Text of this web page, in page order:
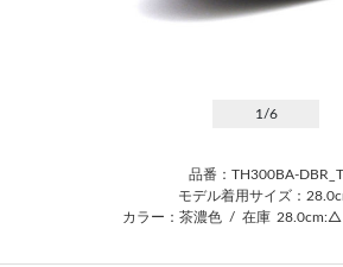
1 /6
品番：TH300BA-DBR_T
モデル着用サイズ：
カラー：茶濃色 / 在庫 28.0cm:△